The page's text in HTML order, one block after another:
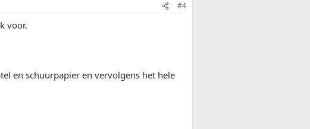
#4
voor.
en schuurpapier en vervolgens het hele